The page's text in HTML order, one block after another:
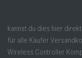
kannst du dies hier
für alle Käufer
Wireless Controller